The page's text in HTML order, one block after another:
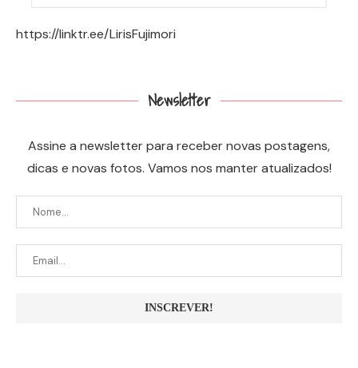
https://linktr.ee/LirisFujimori
Newsletter
Assine a newsletter para receber novas postagens,
dicas e novas fotos. Vamos nos manter atualizados!